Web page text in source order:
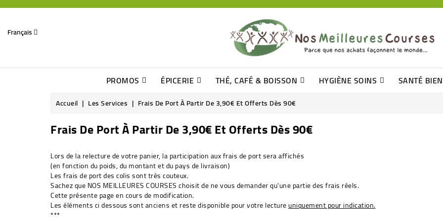
Français
PROMOS ÉPICERIE THÉ, CAFÉ & BOISSON HYGIÈNE SOINS SANTÉ
Accueil Les Services Frais De Port À Partir De 3,90€ Et Offerts Dès 90€
Frais De Port À Partir De 3,90€ Et Offerts Dès 90€
Lors de la relecture de votre panier, la participation auxfrais de port sera affichés
(en fonction du poids, du montant et du pays de livraison)
Les frais de port des colis sont très couteux.
Sachez que NOS MEILLEURES COURSES choisit de ne vous demander qu'une partie des frais réels.
Cette présente page en cours de modification.
Les éléments ci dessous sont anciens et reste disponible pour votre lectureuniquement pour indication.
***